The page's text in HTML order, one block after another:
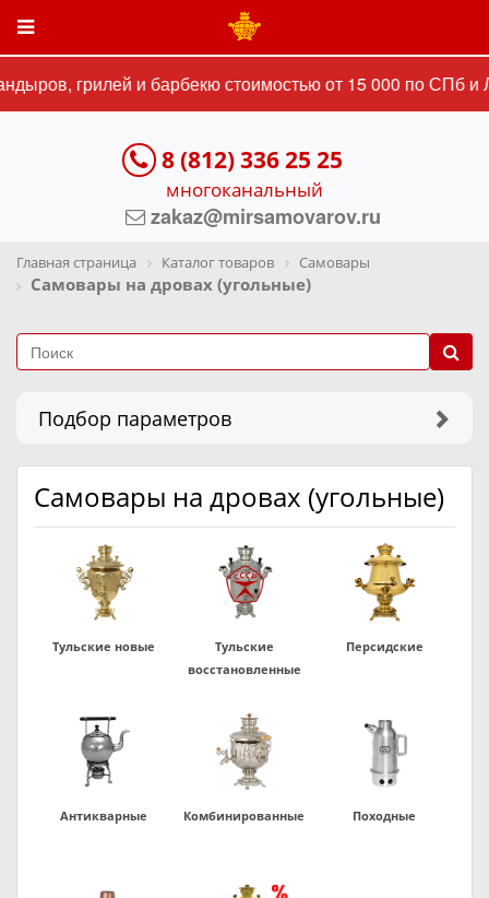
грилей и барбекю стоимостью от 15 000 по СПб и
8 (812) 336 25 25
многоканальный
zakaz@mirsamovarov.ru
Главная страница Каталог товаров Самовары
Самовары на дровах (угольные)
Подбор параметров
Самовары на дровах (угольные)
Тульские новые
Тульские
восстановленные
Персидские
Антикварные Комбинированные Походные